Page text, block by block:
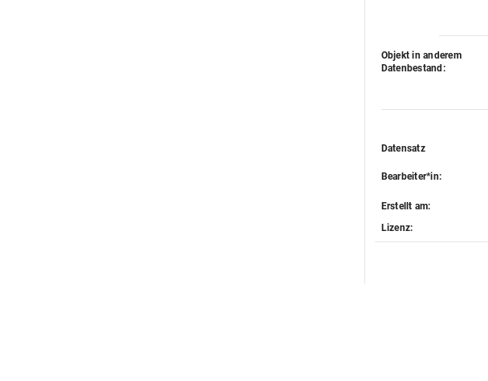
Objekt in anderem
Datenbestand:
Datensatz
Bearbeiter*in:
Erstellt am:
Lizenz: